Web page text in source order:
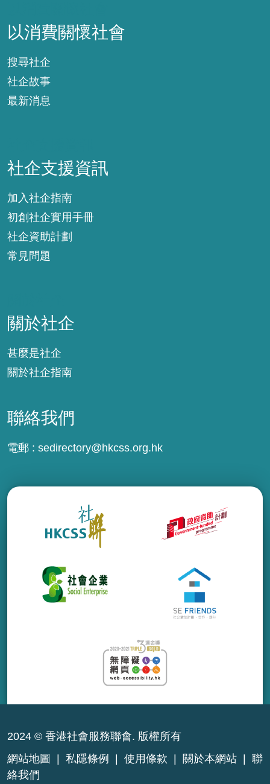
以消費關懷社會
搜尋社企
社企故事
最新消息
社企支援資訊
加入社企指南
初創社企實用手冊
社企資助計劃
常見問題
關於社企
甚麼是社企
關於社企指南
聯絡我們
電郵 : sedirectory@hkcss.org.hk
2024 © 香港社會服務聯會. 版權所有
網站地圖
私隱條例 使用條款 關於本網站
聯
絡我們